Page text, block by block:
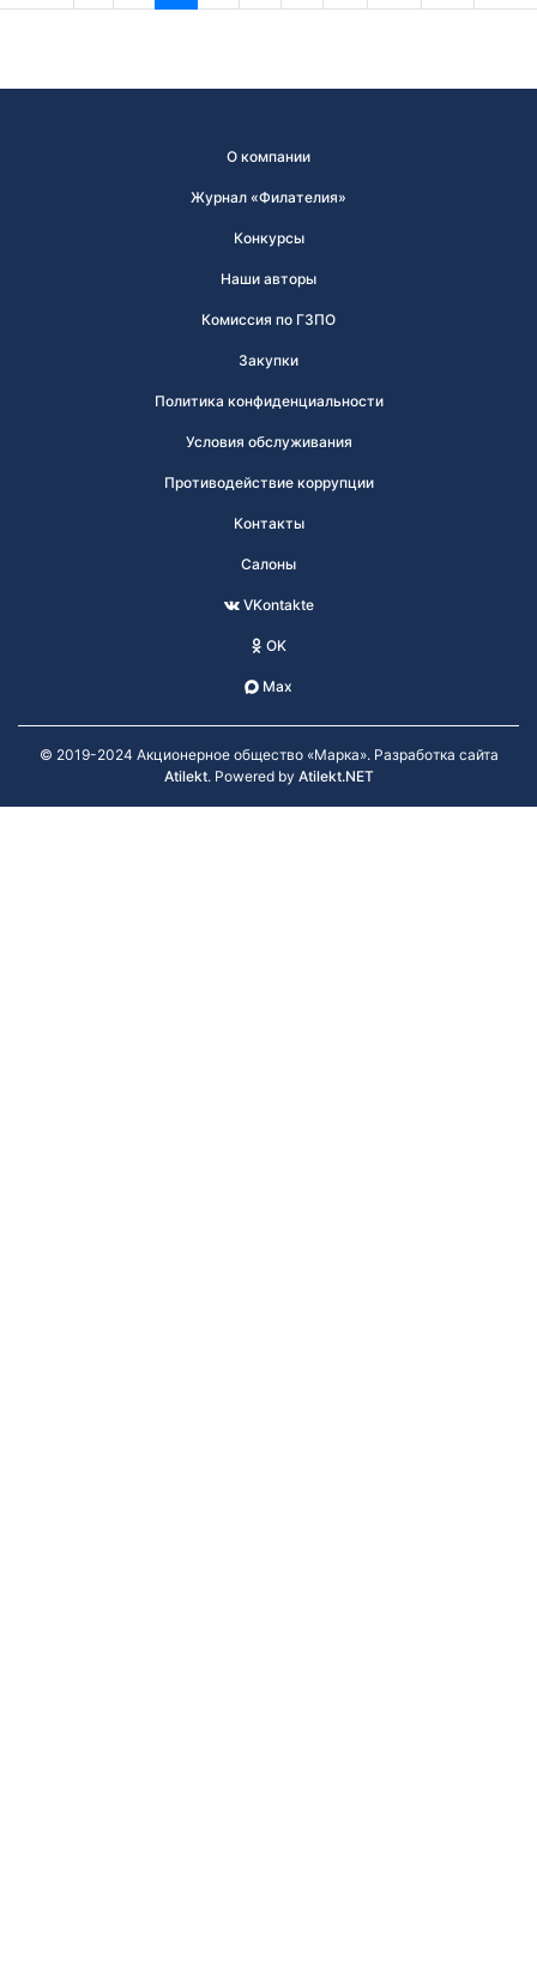
О компании
Журнал «Филателия»
Конкурсы
Наши авторы
Комиссия по ГЗПО
Закупки
Политика конфиденциальности
Условия обслуживания
Противодействие коррупции
Контакты
Салоны
VKontakte
OK
Max
© 2019-2024 Акционерное общество «Марка». Разработка сайта
Atilekt. Powered by Atilekt.NET